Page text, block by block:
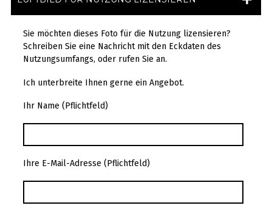
Sie möchten dieses Foto für die Nutzung lizensieren?
Schreiben Sie eine Nachricht mit den Eckdaten des
Nutzungsumfangs, oder rufen Sie an.
Ich unterbreite Ihnen gerne ein Angebot.
Ihr Name (Pflichtfeld)
Ihre E-Mail-Adresse (Pflichtfeld)